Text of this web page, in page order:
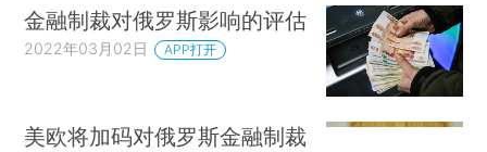
金融制裁对俄罗斯影响的评估
2022年03月02日 APP打开
美欧将加码对俄罗斯金融制裁